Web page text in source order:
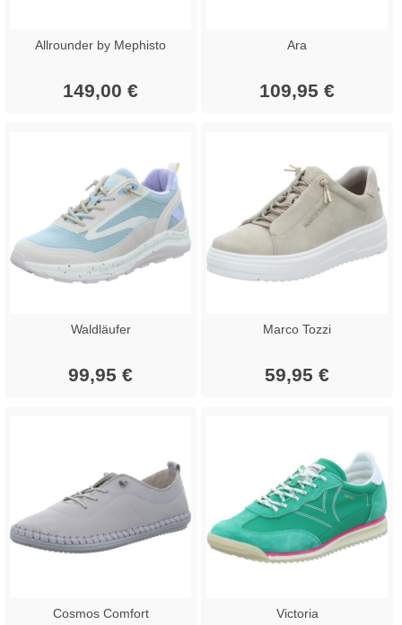
Allrounder by Mephisto
149,00 €
Ara
109,95 €
Waldläufer
99,95 €
Marco Tozzi
59,95 €
Cosmos Comfort Victoria